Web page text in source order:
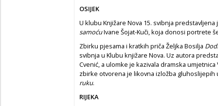
OSIJEK
U klubu Knjižare Nova 15. svibnja
samoćuIvane Šojat-Kuči, koja donosi portrete
Zbirku pjesama i kratkih priča Željka Bosilja
svibnja u Klubu knjižare Nova. Uz autora
Cvenić, a ulomke je kazivala dramska
zbirke otvorena je likovna izložba
ruku.
RIJEKA